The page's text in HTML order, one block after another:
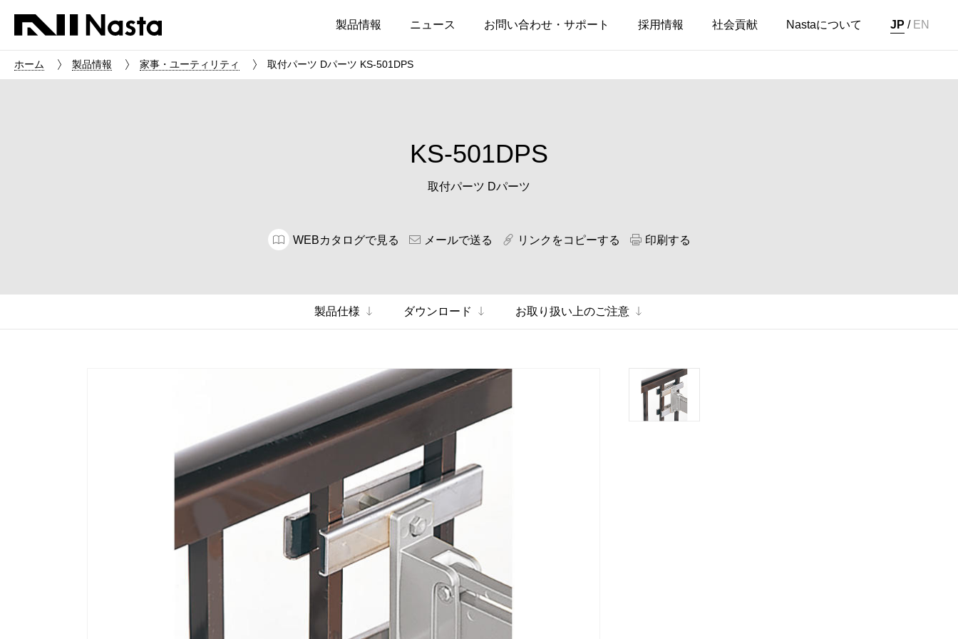
製品情報 ニュース お問い合わせ・サポート 採用情報 社会貢献 Nastaについて JP / EN
ホーム 製品情報 家事・ユーティリティ 取付パーツ Dパーツ KS-501DPS
KS-501DPS
取付パーツ Dパーツ
WEBカタログで見る メールで送る リンクをコピーする 印刷する
製品仕様 ダウンロード お取り扱い上のご注意